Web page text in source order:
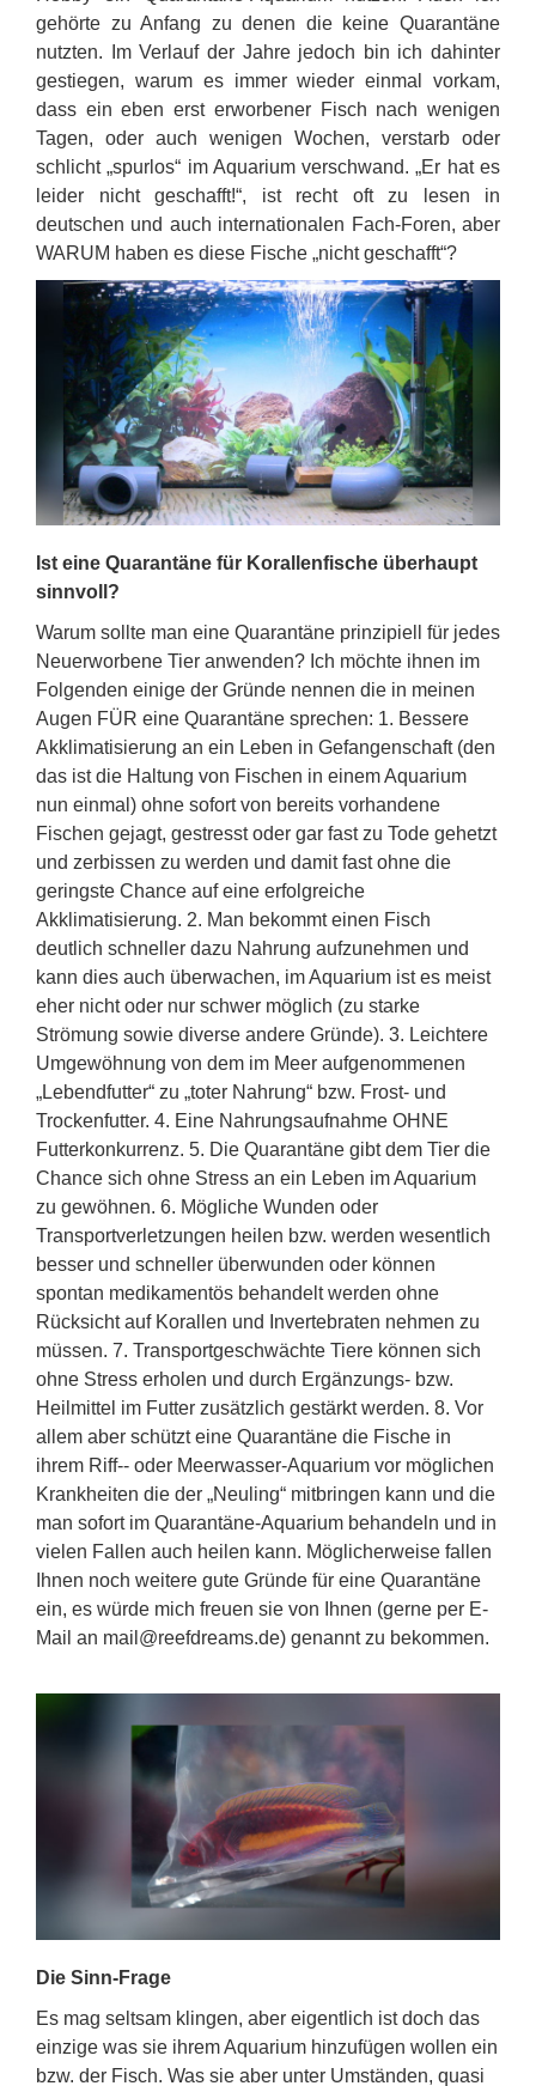
gehörte zu Anfang zu denen die keine Quarantäne
nutzten. Im Verlauf der Jahre jedoch bin ich dahinter
gestiegen, warum es immer wieder einmal vorkam,
dass ein eben erst erworbener Fisch nach wenigen
Tagen, oder auch wenigen Wochen, verstarb oder
schlicht „spurlos“ im Aquarium verschwand. „Er hat es
leider nicht geschafft!“, ist recht oft zu lesen in
deutschen und auch internationalen Fach-Foren, aber
WARUM haben es diese Fische „nicht geschafft“?
Ist eine Quarantäne für Korallenfische überhaupt
sinnvoll?
Warum sollte man eine Quarantäne prinzipiell für jedes
Neuerworbene Tier anwenden? Ich möchte ihnen im
Folgenden einige der Gründe nennen die in meinen
Augen FÜR eine Quarantäne sprechen: 1. Bessere
Akklimatisierung an ein Leben in Gefangenschaft (den
das ist die Haltung von Fischen in einem Aquarium
nun einmal) ohne sofort von bereits vorhandene
Fischen gejagt, gestresst oder gar fast zu Tode gehetzt
und zerbissen zu werden und damit fast ohne die
geringste Chance auf eine erfolgreiche
Akklimatisierung. 2. Man bekommt einen Fisch
deutlich schneller dazu Nahrung aufzunehmen und
kann dies auch überwachen, im Aquarium ist es meist
eher nicht oder nur schwer möglich (zu starke
Strömung sowie diverse andere Gründe). 3. Leichtere
Umgewöhnung von dem im Meer aufgenommenen
„Lebendfutter“ zu „toter Nahrung“ bzw. Frost- und
Trockenfutter. 4. Eine Nahrungsaufnahme OHNE
Futterkonkurrenz. 5. Die Quarantäne gibt dem Tier die
Chance sich ohne Stress an ein Leben im Aquarium
zu gewöhnen. 6. Mögliche Wunden oder
Transportverletzungen heilen bzw. werden wesentlich
besser und schneller überwunden oder können
spontan medikamentös behandelt werden ohne
Rücksicht auf Korallen und Invertebraten nehmen zu
müssen. 7. Transportgeschwächte Tiere können sich
ohne Stress erholen und durch Ergänzungs- bzw.
Heilmittel im Futter zusätzlich gestärkt werden. 8. Vor
allem aber schützt eine Quarantäne die Fische in
ihrem Riff-- oder Meerwasser-Aquarium vor möglichen
Krankheiten die der „Neuling“ mitbringen kann und die
man sofort im Quarantäne-Aquarium behandeln und in
vielen Fallen auch heilen kann. Möglicherweise fallen
Ihnen noch weitere gute Gründe für eine Quarantäne
ein, es würde mich freuen sie von Ihnen (gerne per E-
Mail an mail@reefdreams.de) genannt zu bekommen.
Die Sinn-Frage
Es mag seltsam klingen, aber eigentlich ist doch das
einzige was sie ihrem Aquarium hinzufügen wollen ein
bzw. der Fisch. Was sie aber unter Umständen, quasi